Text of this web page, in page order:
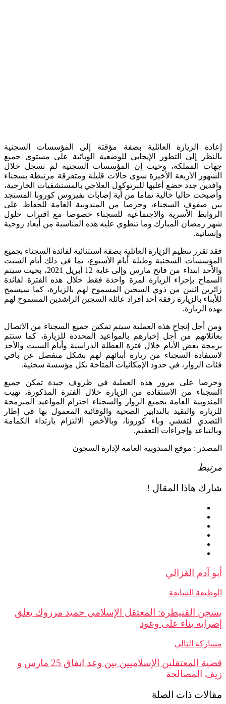
الزيارة العائلية بصفة مؤقتة إلى المؤسسات السجنية
إلى التطور الإيجابي للوضعية الوبائية على مستوى جميع
المملكة، وحيث إن المؤسسات السجنية لم تسجل خلال
الأربعة الأخيرة سوى حالات قليلة ومتفرقة مرتبطة بسجناء
جدد خضع أغلبها للبرتوكول العلاجي بالمستشفيات الخارجية،
حاليا خالية تماما من أية إصابات بفيروس كورونا المستجد
السجناء، وحرصا من المندوبية العامة للحفاظ على
الأسرية والاجتماعية للسجناء خصوصا مع اقتراب حلول
المبارك وما تنطوي عليه هذه المناسبة من أبعاد روحية
تنظيم الزيارة العائلية بصفة استثنائية لفائدة السجناء بجميع
السجنية وطيلة أيام الأسبوع، بما في ذلك أيام السبت
والأحد ابتداء من فاتح مارس وإلى غاية 12 أبريل 2021، بحيث سيتم
بإجراء الزيارة لمرة واحدة فقط خلال هذه الفترة لفائدة
اثنين من ذوي السجين المسموح لهم بالزيارة، كما سيسمح
بالزيارة رفقة أحد أفراد عائلة السجين الراشدين المسموح لهم
إنجاح هذه العملية سيتم تمكين جميع السجناء من الاتصال
من أجل إخبارهم بالمواعيد المحددة للزيارة، كما ستتم
بعض الأيام خلال فترة العطلة الدراسية وأيام السبت والأحد
السجناء من زيارة أبنائهم لهم بشكل منفصل عن باقي
في حدود الإمكانيات المتاحة بكل مؤسسة سجنية.
على مرور هذه العملية في ظروف جيدة تمكن جميع
من الاستفادة من الزيارة خلال الفترة المذكورة، تهيب
العامة بجميع الزوار والسجناء احترام المواعيد المبرمجة
والتقيد بالتدابير الصحية والوقائية المعمول بها في إطار
لتفشي وباء كورونا، وبالأخص الالتزام بارتداء الكمامة
وإجراءات التعقيم.
: موقع المندوبية العامة لإدارة السجون
هاذا المقال !
الغزالي
السابقة
القنيطرة: المعتقل الإسلامي حميد مرزوك يعلق
بناء على وعود
التالي
قضية المعتقلين الإسلاميين بين وعد اتفاق 25 مارس و
ذات الصلة